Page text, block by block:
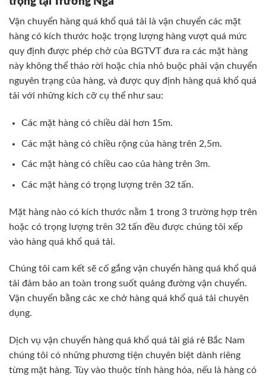
Vận chuyển hàng quá khổ quá tải là vận chuyển các mặt
hàng có kích thước hoặc trọng lượng hàng vượt quá mức
quy định được phép chở của BGTVT đưa ra các mặt hàng
này không thể tháo rời hoặc chia nhỏ buộc phải vận chuyển
nguyên trạng của hàng, và được quy định hàng quá khổ quá
tải với những kích cỡ cụ thể như sau:
Các mặt hàng có chiều dài hơn 15m.
Các mặt hàng có chiều rộng của hàng trên 2,5m.
Các mặt hàng có chiều cao của hàng trên 3m.
Các mặt hàng có trọng lượng trên 32 tấn.
Mặt hàng nào có kích thước nằm 1 trong 3 trường hợp trên
hoặc có trọng lượng trên 32 tấn đều được chúng tôi xếp
vào hàng quá khổ quá tải.
Chúng tôi cam kết sẽ cố gắng vận chuyển hàng quá khổ quá
tải đảm bảo an toàn trong suốt quảng đường vận chuyển.
Vận chuyển bằng các xe chở hàng quá khổ quá tải chuyên
dụng.
Dịch vụ vận chuyển hàng quá khổ quá tải giá rẻ Bắc Nam
chúng tôi có những phương tiện chuyên biệt dành riêng
từng mặt hàng. Tùy vào thuộc tính hàng hóa, nếu là hàng có